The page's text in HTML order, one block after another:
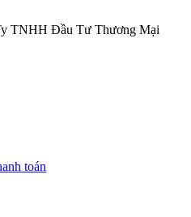
TNHH Đầu Tư Thương Mại
toán